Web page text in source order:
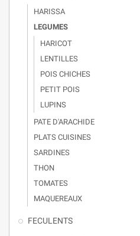
HARISSA
LEGUMES
HARICOT
LENTILLES
POIS CHICHES
PETIT POIS
LUPINS
PATE D'ARACHIDE
PLATS CUISINES
SARDINES
THON
TOMATES
MAQUEREAUX
FECULENTS